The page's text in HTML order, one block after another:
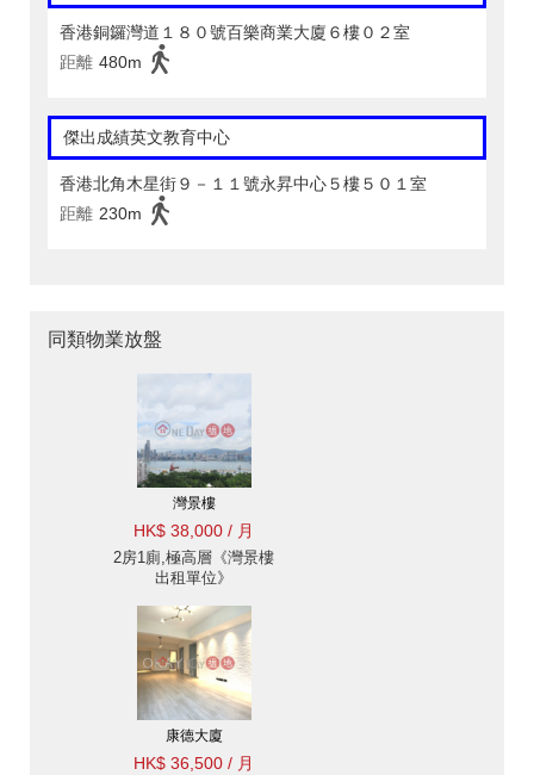
香港銅鑼灣道１８０號百樂商業大廈６樓０２室
距離 480m
傑出成績英文教育中心
香港北角木星街９－１１號永昇中心５樓５０１室
距離 230m
同類物業放盤
灣景樓
HK$ 38,000 / 月
2房1廁,極高層《灣景樓
出租單位》
康德大廈
HK$ 36,500 / 月